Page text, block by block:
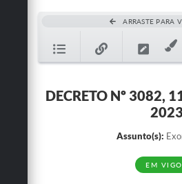
Mapa do Site
SIC
ARRASTE PARA
DECRETO Nº 3082,
2023
Assunto(s):
EM